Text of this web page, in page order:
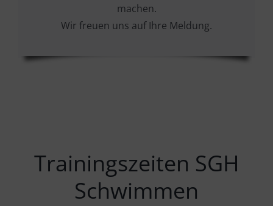
machen.
Wir freuen uns auf Ihre Meldung.
Trainingszeiten SGH
Schwimmen